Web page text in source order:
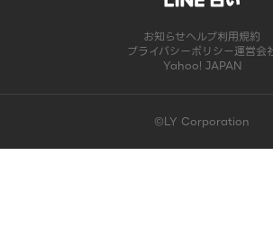
お知らせヘルプ利用規約
プライバシーポリシー運営会
Yahoo! JAPAN
©LY Corporation
このコンテンツは掲載が終了しました |